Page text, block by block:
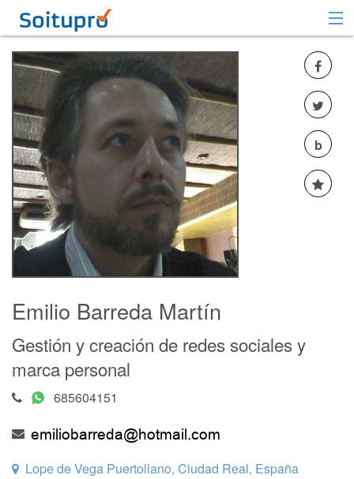
Recomendar
Registrarse
Iniciar sesión
b
Emilio Barreda Martín
Gestión y creación de redes sociales y
marca personal
685604151
Lope de Vega Puertollano, Ciudad Real, España